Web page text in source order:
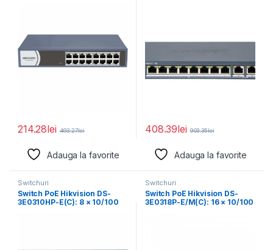
214.28lei 493.27lei
Adauga la favorite
408.39lei 903.35lei
Adauga la favorite
Switchuri
Switch PoE Hikvision DS-
3E0310HP-E(C): 8 × 10/100
Switchuri
Switch PoE Hikvision DS-
3E0318P-E/M(C): 16 × 10/100